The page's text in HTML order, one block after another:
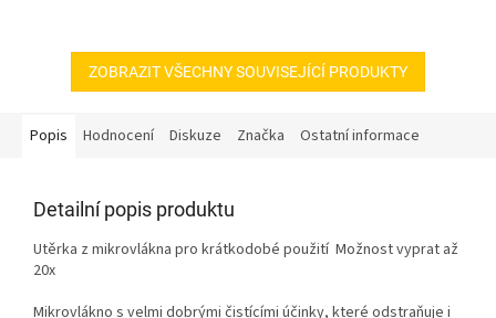
ZOBRAZIT VŠECHNY SOUVISEJÍCÍ PRODUKTY
Popis Hodnocení Diskuze Značka Ostatní informace
Detailní popis produktu
Utěrka z mikrovlákna pro krátkodobé použití Možnost vyprat až
20x
Mikrovlákno s velmi dobrými čistícími účinky, které odstraňuje i